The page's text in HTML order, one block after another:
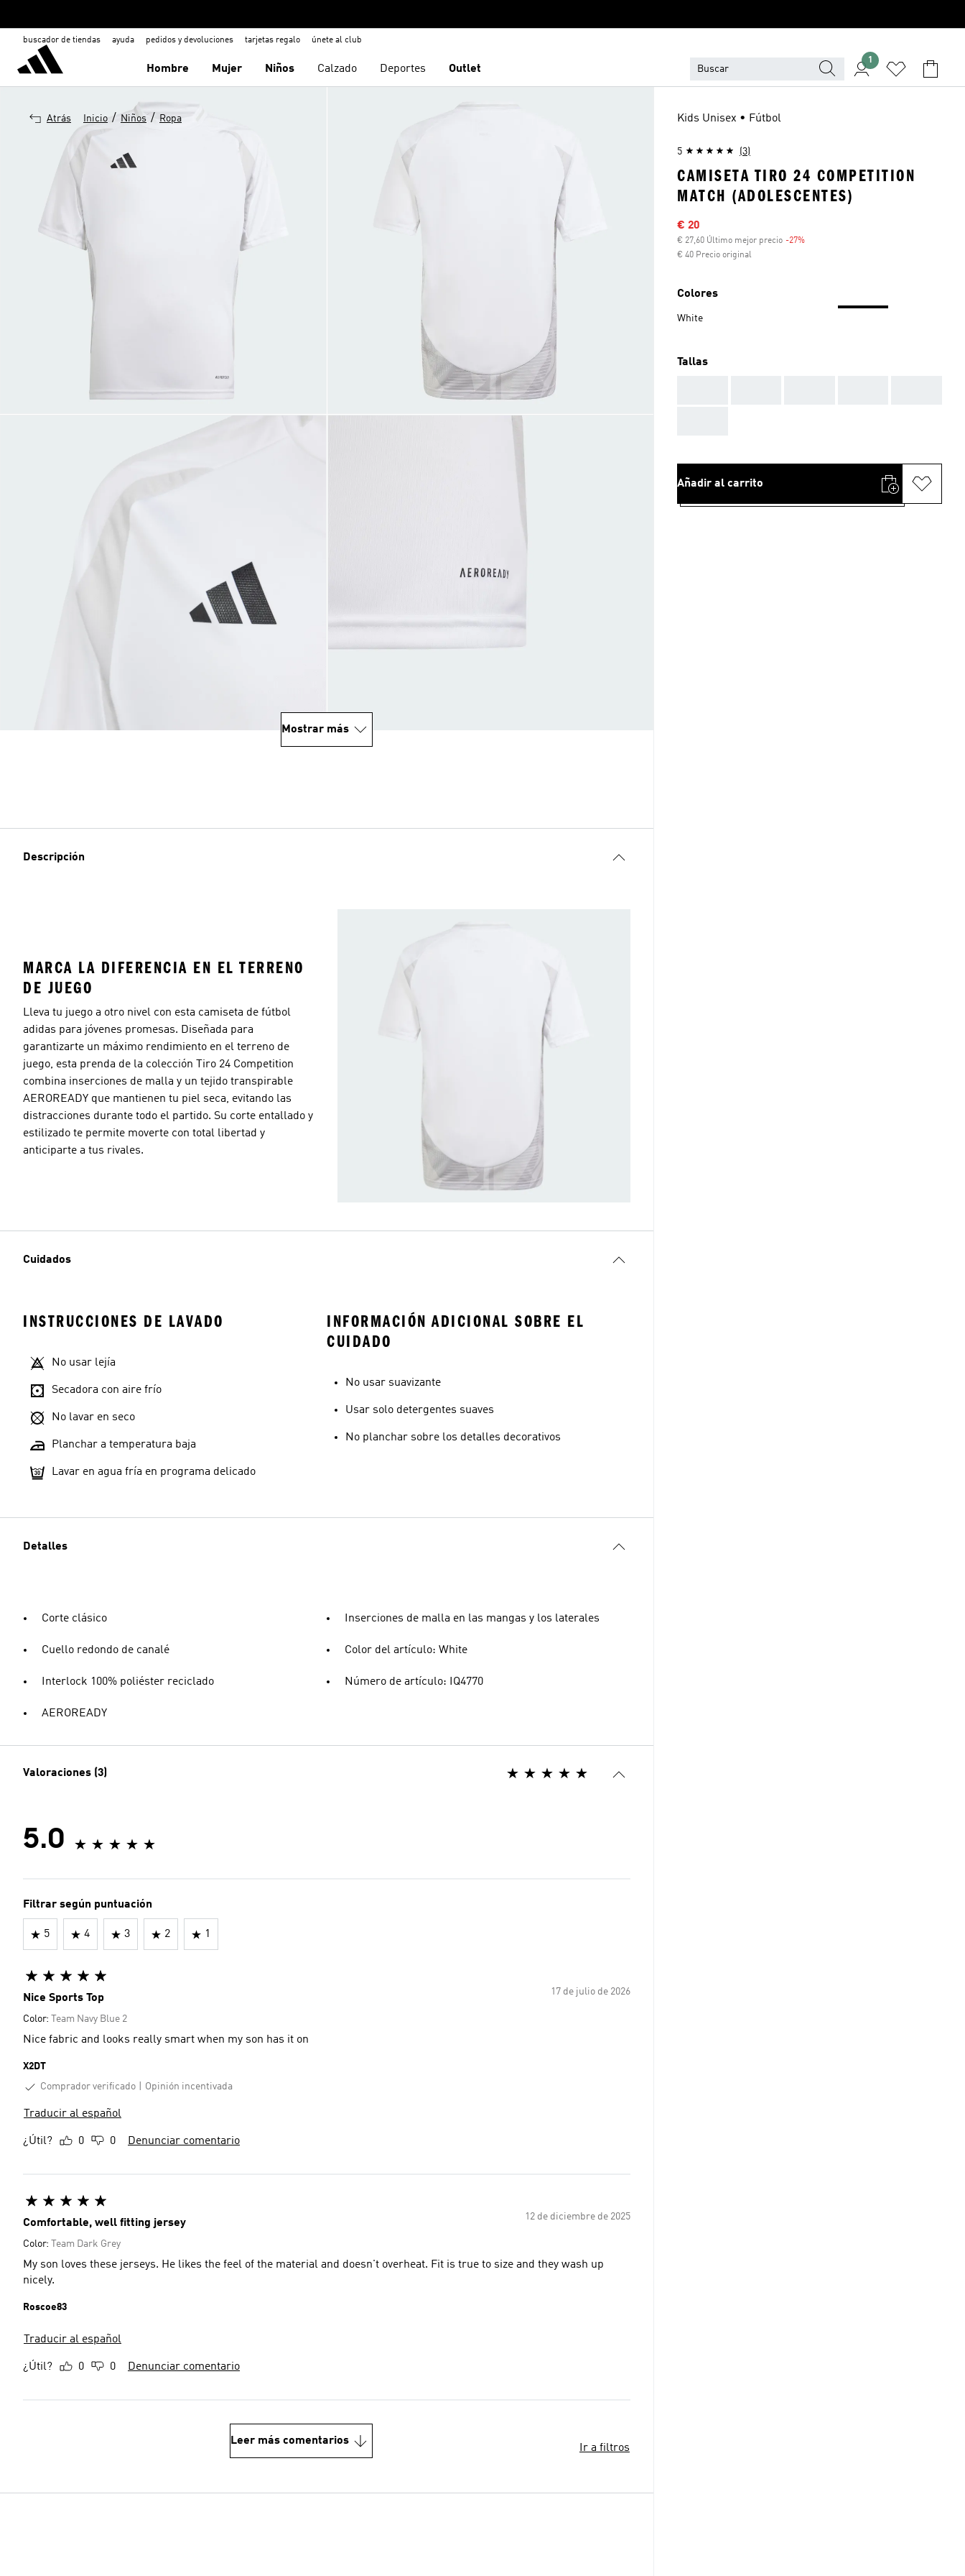
buscador de tiendas ayuda pedidos y devoluciones tarjetas regalo únete al club
Hombre Mujer Niños Calzado Deportes Outlet
1
Atrás Inicio / Niños / Ropa
Mostrar más
Descripción
MARCA LA DIFERENCIA EN EL TERRENO
DE JUEGO
Lleva tu juego a otro nivel con esta camiseta de fútbol
adidas para jóvenes promesas. Diseñada para
garantizarte un máximo rendimiento en el terreno de
juego, esta prenda de la colección Tiro 24 Competition
combina inserciones de malla y un tejido transpirable
AEROREADY que mantienen tu piel seca, evitando las
distracciones durante todo el partido. Su corte entallado y
estilizado te permite moverte con total libertad y
anticiparte a tus rivales.
Cuidados
INSTRUCCIONES DE LAVADO
No usar lejía
Secadora con aire frío
No lavar en seco
Planchar a temperatura baja
Lavar en agua fría en programa delicado
INFORMACIÓN ADICIONAL SOBRE EL
CUIDADO
No usar suavizante
Usar solo detergentes suaves
No planchar sobre los detalles decorativos
Detalles
Corte clásico
Cuello redondo de canalé
Interlock 100% poliéster reciclado
AEROREADY
Inserciones de malla en las mangas y los laterales
Color del artículo: White
Número de artículo: IQ4770
Valoraciones (3)
5.0
Filtrar según puntuación
5 4 3 2 1
17 de julio de 2026
Nice Sports Top
Color: Team Navy Blue 2
Nice fabric and looks really smart when my son has it on
X2DT
Comprador verificado
Opinión incentivada
Traducir al español
¿Útil? 0 0 Denunciar comentario
12 de diciembre de 2025
Comfortable, well fitting jersey
Color: Team Dark Grey
My son loves these jerseys. He likes the feel of the material and doesn't overheat. Fit is true to size and they wash up
nicely.
Roscoe83
Traducir al español
¿Útil? 0 0 Denunciar comentario
Leer más comentarios
Ir a filtros
Kids Unisex • Fútbol
5 (3)
CAMISETA TIRO 24 COMPETITION
MATCH (ADOLESCENTES)
Precio rebajado
€ 20
€ 27,60 Último mejor precio -27%
€ 40 Precio original
Colores
White
Tallas
Añadir al carrito